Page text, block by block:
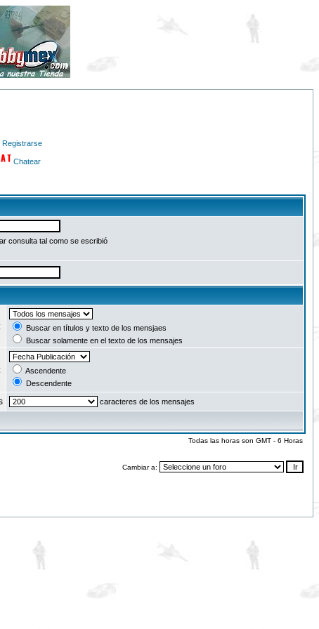
Registrarse
Chatear
consulta tal como se escribió
Buscar en títulos y texto de los mensjaes
Buscar solamente en el texto de los mensajes
Ascendente
Descendente
caracteres de los mensajes
Todas las horas son GMT - 6 Horas
Cambiar a: